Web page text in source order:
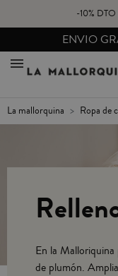
-10% DTO
la mallorquina ropa de
En la
de plumón.